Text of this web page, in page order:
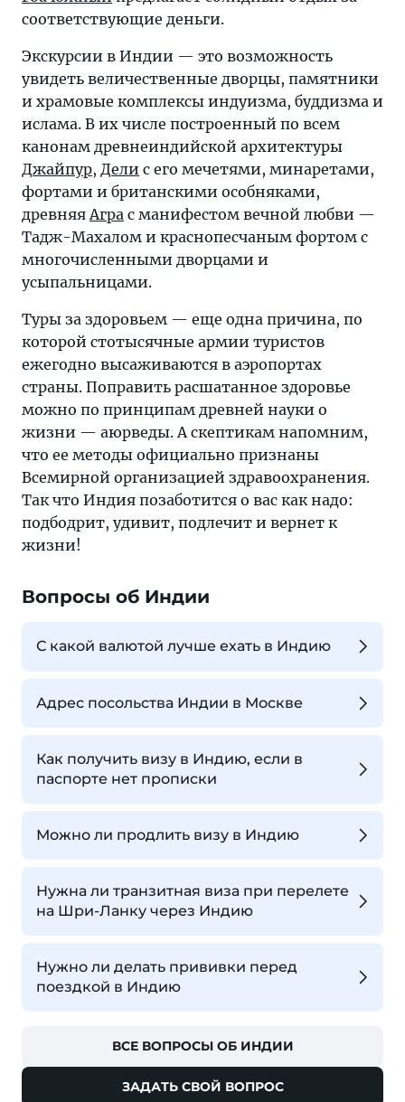
соответствующие деньги.
Экскурсии в Индии — это возможность
увидеть величественные дворцы, памятники
и храмовые комплексы индуизма, буддизма и
ислама. В их числе построенный по всем
канонам древнеиндийской архитектуры
Джайпур, Дели с его мечетями, минаретами,
фортами и британскими особняками,
древняяАгра с манифестом вечной любви —
Тадж-Махалом и краснопесчаным фортом с
многочисленными дворцами и
усыпальницами.
Туры за здоровьем — еще одна причина, по
которой стотысячные армии туристов
ежегодно высаживаются в аэропортах
страны. Поправить расшатанное здоровье
можно по принципам древней науки о
жизни — аюрведы. А скептикам напомним,
что ее методы официально признаны
Всемирной организацией здравоохранения.
Так что Индия позаботится о вас как надо:
подбодрит, удивит, подлечит и вернет к
жизни!
Вопросы об Индии
С какой валютой лучше ехать в Индию
Адрес посольства Индии в Москве
Как получить визу в Индию, если в
паспорте нет прописки
Можно ли продлить визу в Индию
Нужна ли транзитная виза при перелете
на Шри-Ланку через Индию
Нужно ли делать прививки перед
поездкой в Индию
ВСЕ ВОПРОСЫ ОБ ИНДИИ
ЗАДАТЬ СВОЙ ВОПРОС